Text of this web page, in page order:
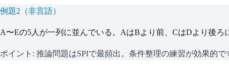
例題2 （非言語）
A〜Eの5人が一列に並んでいる。AはBより前、CはDより後ろ
ポイント: 推論問題はSPIで最頻出。条件整理の練習が効果的で